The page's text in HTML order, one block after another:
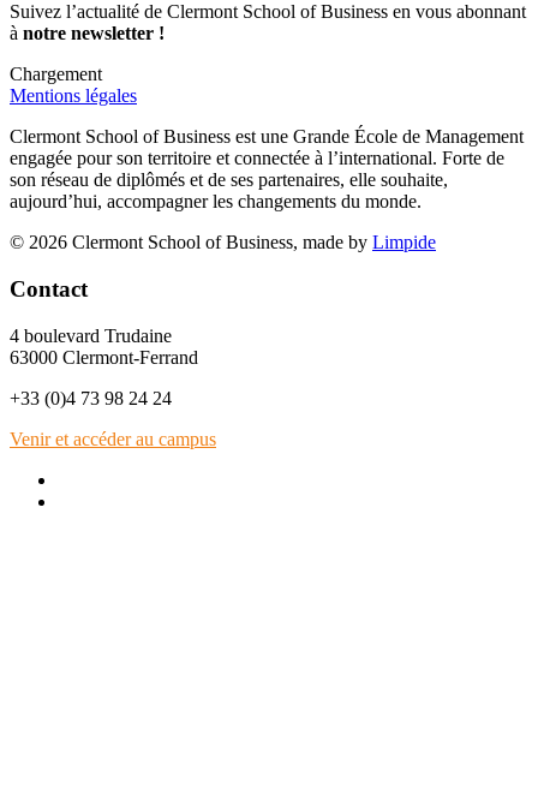
Suivez l’actualité de Clermont School of Business en vous abonnant
à notre newsletter !
Chargement
Mentions légales
Clermont School of Business est une Grande École de Management
engagée pour son territoire et connectée à l’international. Forte de
son réseau de diplômés et de ses partenaires, elle souhaite,
aujourd’hui, accompagner les changements du monde.
© 2026 Clermont School of Business, made by Limpide
Contact
4 boulevard Trudaine
63000 Clermont-Ferrand
+33 (0)4 73 98 24 24
Venir et accéder au campus